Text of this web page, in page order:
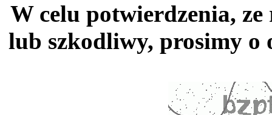
W celu potwierdzenia,
lub szkodliwy, prosimy o